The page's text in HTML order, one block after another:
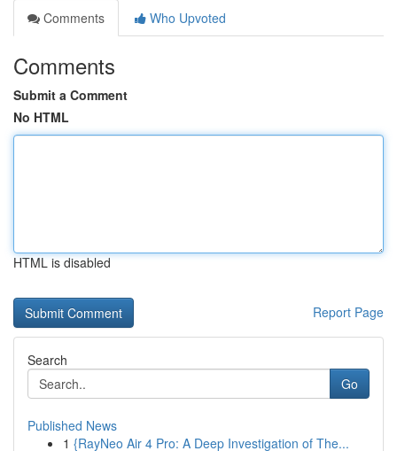
Comments
Who Upvoted
Comments
Submit a Comment
No HTML
HTML is disabled
Report Page
Search
Go
Published News
1 {RayNeo Air 4 Pro: A Deep Investigation of The...